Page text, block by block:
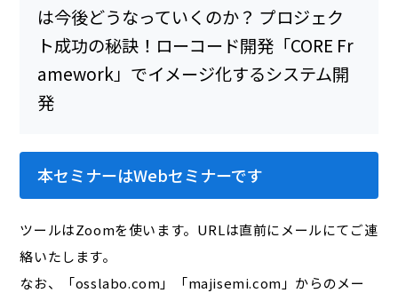
本セミナーはWebセミナーです
ツールはZoomを使います。URLは直前にメールにてご連
絡いたします。
なお、「osslabo.com」「majisemi.com」からのメー